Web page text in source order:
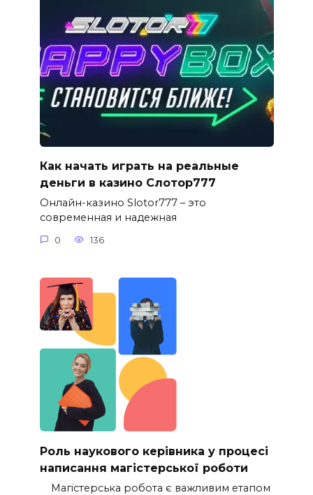
Как начать играть на реальные
деньги в казино Слотор777
Онлайн-казино Slotor777 – это
современная и надежная
0 136
Роль наукового керівника у процесі
написання магістерської роботи
Магістерська робота є важливим етапом